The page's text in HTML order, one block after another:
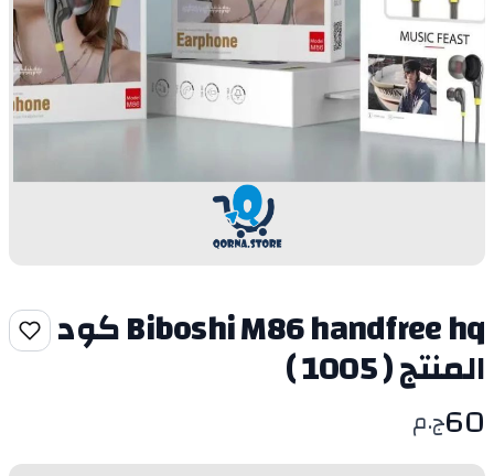
Biboshi M86 handfree hq كود
المنتج ( 1005 )
60ج.م